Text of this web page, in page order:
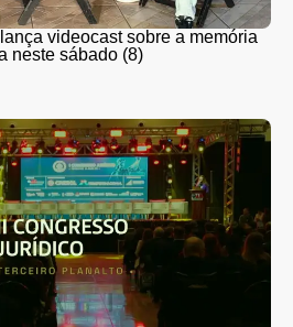
videocast sobre a memória
neste sábado (8)